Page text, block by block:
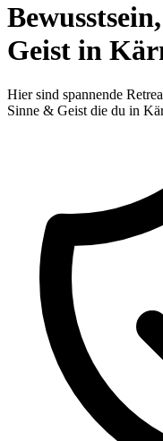
Geist in
Hier sind spannende
Sinne & Geist die du in